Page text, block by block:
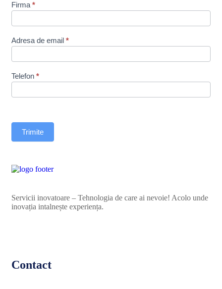
Firma *
Adresa de email *
Telefon *
Trimite
Servicii inovatoare – Tehnologia de care ai nevoie! Acolo unde
inovația intalnește experiența.
Contact